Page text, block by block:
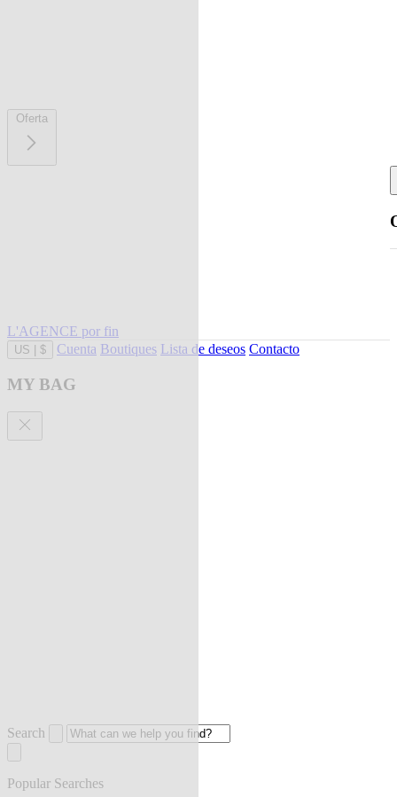
Oferta
L'AGENCE por fin
US $ Cuenta Boutiques Lista de deseos Contacto
MY BAG
Search
Popular Searches